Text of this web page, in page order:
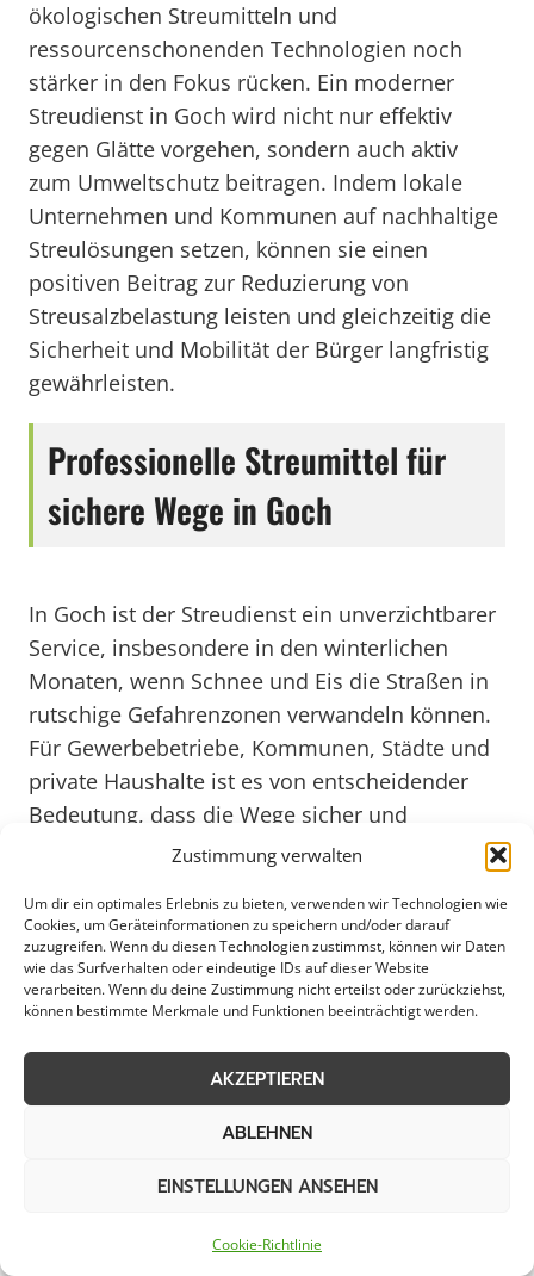
Zustimmung verwalten
Um dir ein optimales Erlebnis zu bieten, verwenden wir Technologien wie
Cookies, um Geräteinformationen zu speichern und/oder darauf
zuzugreifen. Wenn du diesen Technologien zustimmst, können wir Daten
wie das Surfverhalten oder eindeutige IDs auf dieser Website
verarbeiten. Wenn du deine Zustimmung nicht erteilst oder zurückziehst,
können bestimmte Merkmale und Funktionen beeinträchtigt werden.
AKZEPTIEREN
ABLEHNEN
EINSTELLUNGEN ANSEHEN
Cookie-Richtlinie
ökologischen Streumitteln und
ressourcenschonenden Technologien noch
stärker in den Fokus rücken. Ein moderner
Streudienst in Goch wird nicht nur effektiv
gegen Glätte vorgehen, sondern auch aktiv
zum Umweltschutz beitragen. Indem lokale
Unternehmen und Kommunen auf nachhaltige
Streulösungen setzen, können sie einen
positiven Beitrag zur Reduzierung von
Streusalzbelastung leisten und gleichzeitig die
Sicherheit und Mobilität der Bürger langfristig
gewährleisten.
Professionelle Streumittel für
sichere Wege in Goch
In Goch ist der Streudienst ein unverzichtbarer
Service, insbesondere in den winterlichen
Monaten, wenn Schnee und Eis die Straßen in
rutschige Gefahrenzonen verwandeln können.
Für Gewerbebetriebe, Kommunen, Städte und
private Haushalte ist es von entscheidender
Bedeutung, dass die Wege sicher und
begehbar sind. Ein zuverlässiger Streudienst
sich trotz winterlicher Witterungsbedingungen
sicher fortbewegen können.
Die professionellen Dienstleister in Goch
bieten nicht nur klassisches Streuen von Salz
oder Splitt an, sondern auch
umweltfreundliche Alternativen, die schonend
moderner Technologien und innovativer
Streumaßnahmen, die nicht nur wirksam,